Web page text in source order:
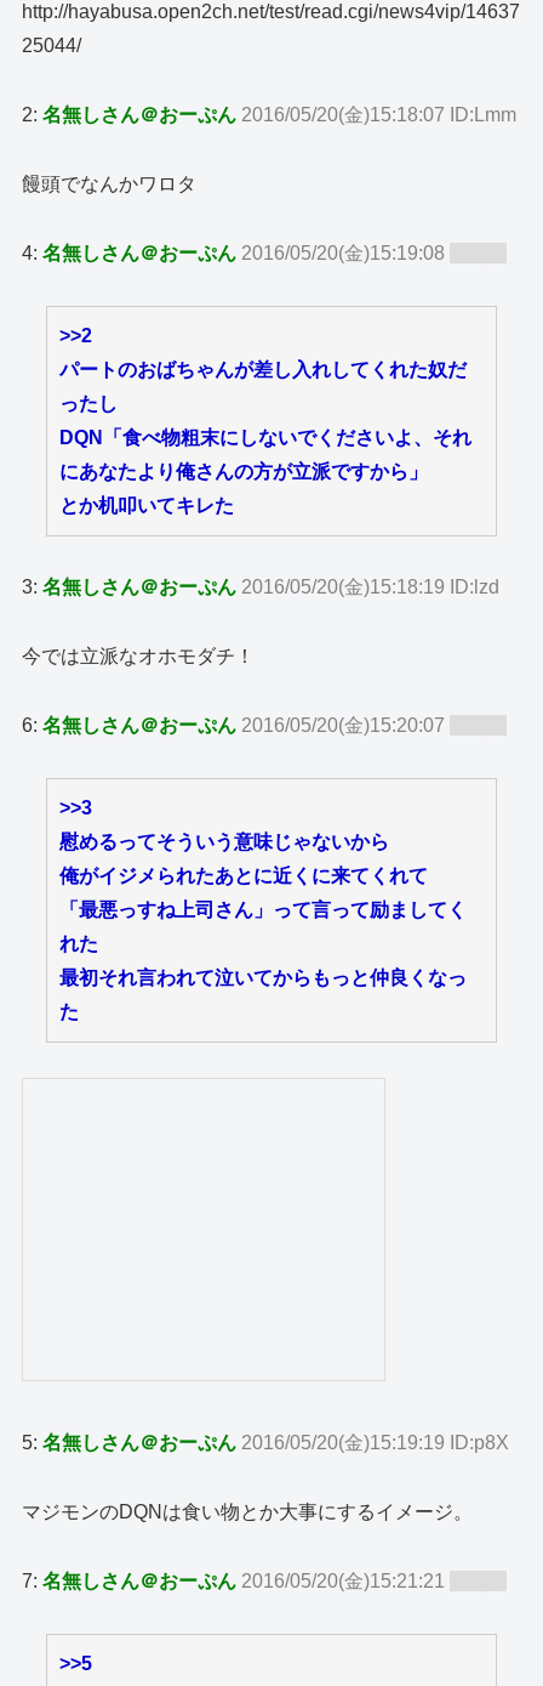
http://hayabusa.open2ch.net/test/read.cgi/news4vip/14637
25044/
2:名無しさん＠おーぷん 2016/05/20(金)15:18:07 ID:Lmm
饅頭でなんかワロタ
4:名無しさん＠おーぷん 2016/05/20(金)15:19:08
>>2
パートのおばちゃんが差し入れしてくれた奴だ
ったし
DQN「食べ物粗末にしないでくださいよ、それ
にあなたより俺さんの方が立派ですから」
とか机叩いてキレた
3:名無しさん＠おーぷん 2016/05/20(金)15:18:19 ID:lzd
今では立派なオホモダチ！
6:名無しさん＠おーぷん 2016/05/20(金)15:20:07
>>3
慰めるってそういう意味じゃないから
俺がイジメられたあとに近くに来てくれて
「最悪っすね上司さん」って言って励ましてく
れた
最初それ言われて泣いてからもっと仲良くなっ
た
5:名無しさん＠おーぷん 2016/05/20(金)15:19:19 ID:p8X
マジモンのDQNは食い物とか大事にするイメージ。
7:名無しさん＠おーぷん 2016/05/20(金)15:21:21
>>5